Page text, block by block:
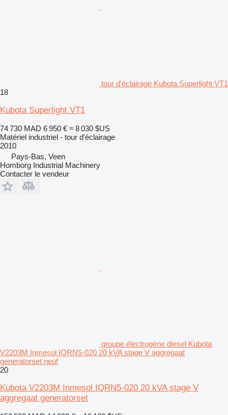
tour d'éclairage Kubota Superlight VT1
18
Kubota Superlight VT1
74 730 MAD 6 950 € ≈ 8 030 $US
Matériel industriel - tour d'éclairage
2010
Pays-Bas, Veen
Homborg Industrial Machinery
Contacter le vendeur
groupe électrogène diesel Kubota
V2203M Inmesol IQRN5-020 20 kVA stage V aggregaat
generatorset neuf
20
Kubota V2203M Inmesol IQRN5-020 20 kVA stage V
aggregaat generatorset